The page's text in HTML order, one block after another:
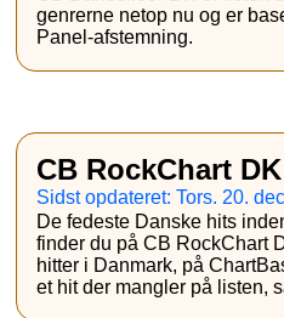
genrerne netop nu og er
Panel-afstemning.
CB RockChart DK
Sidst opdateret: Tors. 20.
De fedeste Danske hits
finder du på CB RockChart
hitter i Danmark, på
et hit der mangler på listen,